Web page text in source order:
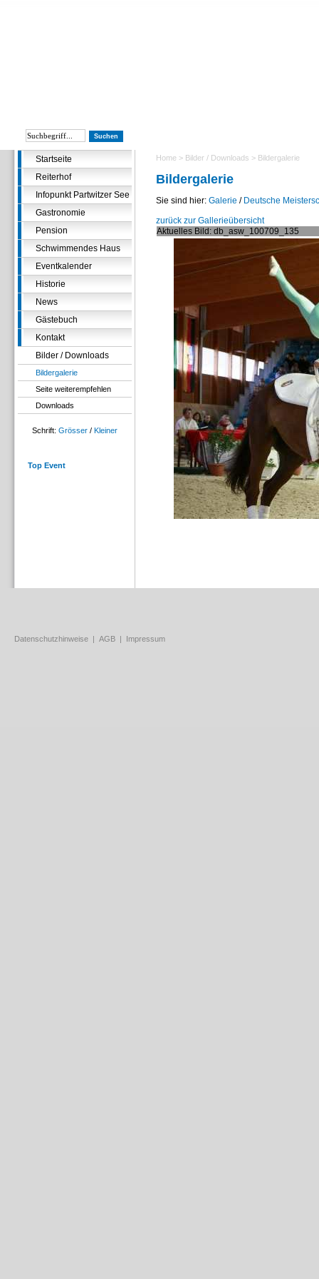
Startseite
Reiterhof
Infopunkt Partwitzer See
Gastronomie
Pension
Schwimmendes Haus
Eventkalender
Historie
News
Gästebuch
Kontakt
Bilder / Downloads
Bildergalerie
Seite weiterempfehlen
Downloads
Schrift: Grösser / Kleiner
Top Event
Home > Bilder / Downloads > Bildergalerie
Bildergalerie
Sie sind hier: Galerie / Deutsche
zurück zur Gallerieübersicht
Aktuelles Bild: db_asw_100709_135
Datenschutzhinweise | AGB | Impressum